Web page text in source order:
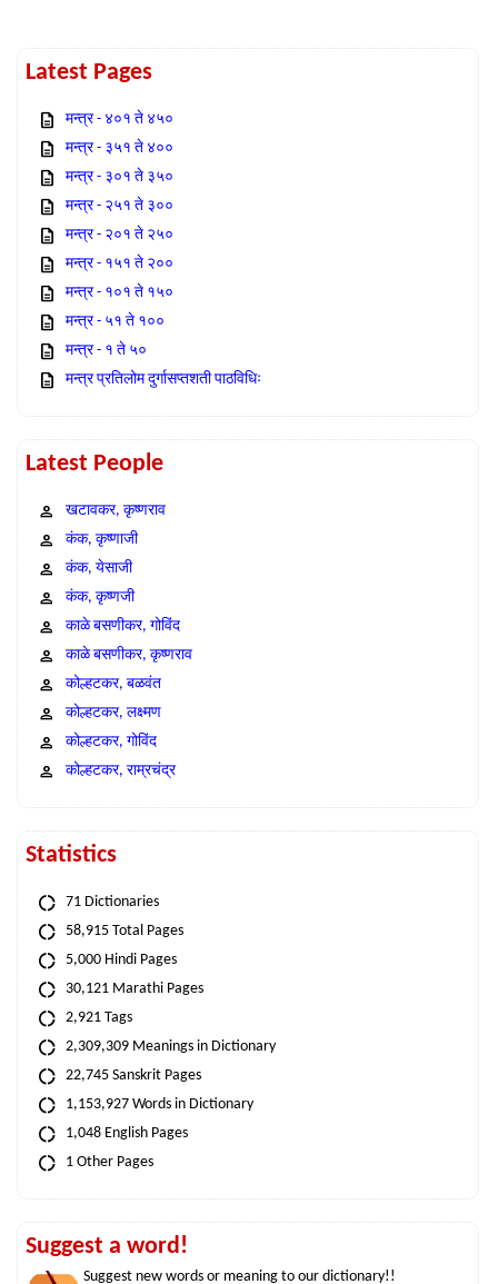
Latest Pages
मन्त्र - ४०१ ते ४५०
मन्त्र - ३५१ ते ४००
मन्त्र - ३०१ ते ३५०
मन्त्र - २५१ ते ३००
मन्त्र - २०१ ते २५०
मन्त्र - १५१ ते २००
मन्त्र - १०१ ते १५०
मन्त्र - ५१ ते १००
मन्त्र - १ ते ५०
मन्त्र प्रतिलोम दुर्गासप्तशती पाठविधिः
Latest People
खटावकर, कृष्णराव
कंक, कृष्णाजी
कंक, येसाजी
कंक, कृष्णजी
काळे बसणीकर, गोविंद
काळे बसणीकर, कृष्णराव
कोल्हटकर, बळवंत
कोल्हटकर, लक्ष्मण
कोल्हटकर, गोविंद
कोल्हटकर, राम्रचंद्र
Statistics
71 Dictionaries
58,915 Total Pages
5,000 Hindi Pages
30,121 Marathi Pages
2,921 Tags
2,309,309 Meanings in Dictionary
22,745 Sanskrit Pages
1,153,927 Words in Dictionary
1,048 English Pages
1 Other Pages
Suggest a word!
Suggest new words or meaning to our dictionary!!